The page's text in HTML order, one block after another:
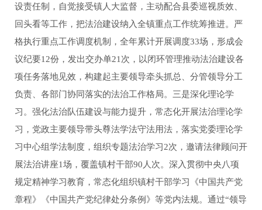
设责任制，自觉接受镇人大监督，主动配合县委巡视质效、
回头看等工作，把法治建设纳入全镇重点工作统筹推进。严
格执行重点工作调度机制，全年累计开展调度33场，形成会
议纪要12份，发出交办单21次，以闭环管理推动法治建设各
项任务落地见效，构建起主要领导牵头抓总、分管领导分工
负责、各部门协同落实的法治工作格局。三是深化理论学
习。强化法治队伍建设与能力提升，常态化开展法治理论学
习，党政主要领导带头尊法学法守法用法，落实党委理论学
习中心组学法制度，组织专题法治学习2次，邀请法律顾问开
展法治讲座1场，覆盖镇村干部90人次。深入贯彻中央八项
规定精神学习教育，常态化组织镇村干部学习《中国共产党
章程》《中国共产党纪律处分条例》等党内法规。通过“领导